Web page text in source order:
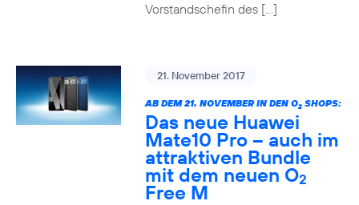
Vorstandschefin des […]
21. November 2017
AB DEM 21. NOVEMBER IN DEN O2SHOPS:
Das neue Huawei
Mate10 Pro – auch im
attraktiven Bundle
mit dem neuen O2
Free M